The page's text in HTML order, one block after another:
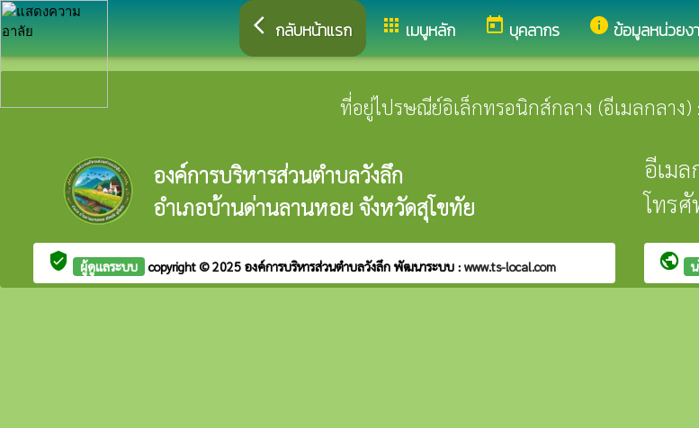
arrow_back_ios กลับหน้าแรก apps เมนูหลัก today บุคลากร info ข้อมูลหน่วยง
ที่อยู่ไปรษณีย์อิเล็กทรอนิกส์กลาง (อีเมลกลาง) :
องค์การบริหารส่วนตำบลวังลึก
อำเภอบ้านด่านลานหอย จังหวัดสุโขทัย
อีเมล
โทร
verified_user ผู้ดูแลระบบ copyright © 2025 องค์การบริหารส่วนตำบลวังลึก พัฒนาระบบ : www.ts-local.com public